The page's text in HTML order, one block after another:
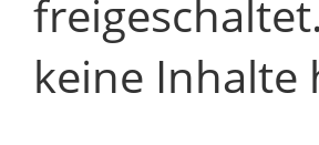
keine Inhalte